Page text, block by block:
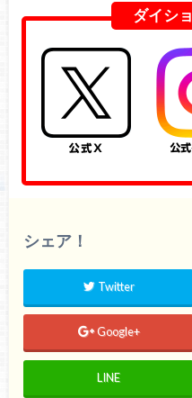
ダイシ
シェア！
Twitter
Google+
LINE